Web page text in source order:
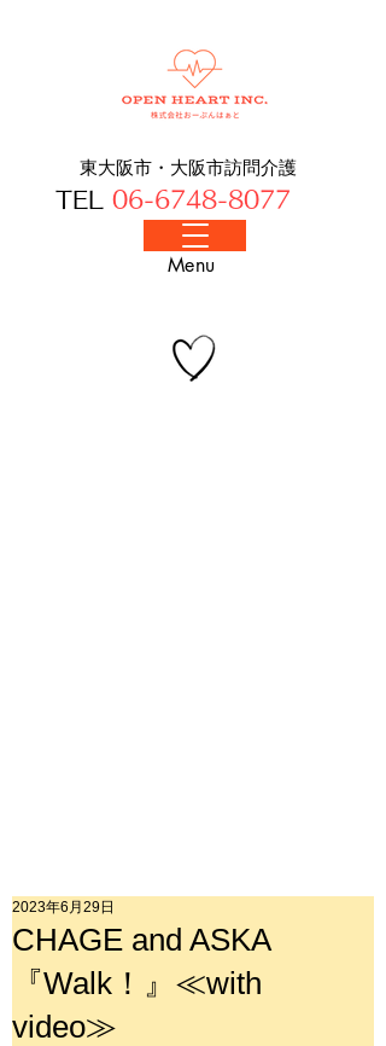
東大阪市・大阪​市訪問介護
TEL 06-6748-8077
​Menu
CHAGE and ASKA
『Walk！』≪with
video≫
2023年6月29日